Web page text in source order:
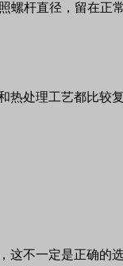
螺杆直径，留在正
处理工艺都比较
不一定是正确的